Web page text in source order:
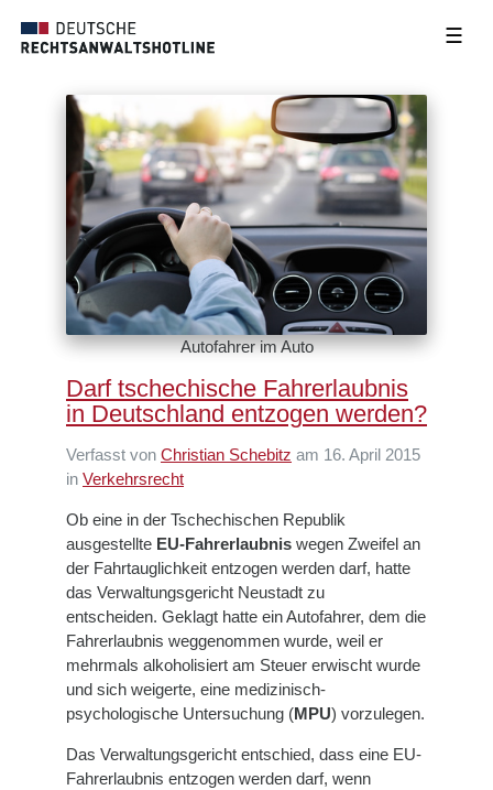
☰
Autofahrer im Auto
Darf tschechische Fahrerlaubnis
in Deutschland entzogen werden?
Verfasst von Christian Schebitz am 16. April 2015
in Verkehrsrecht
Ob eine in der Tschechischen Republik
ausgestellte EU-Fahrerlaubnis wegen Zweifel an
der Fahrtauglichkeit entzogen werden darf, hatte
das Verwaltungsgericht Neustadt zu
entscheiden. Geklagt hatte ein Autofahrer, dem die
Fahrerlaubnis weggenommen wurde, weil er
mehrmals alkoholisiert am Steuer erwischt wurde
und sich weigerte, eine medizinisch-
psychologische Untersuchung (MPU) vorzulegen.
Das Verwaltungsgericht entschied, dass eine EU-
Fahrerlaubnis entzogen werden darf, wenn